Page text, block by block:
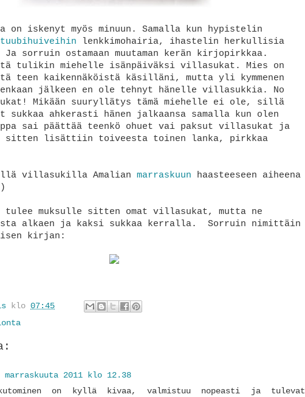
on iskenyt myös minuun. Samalla kun hypistelin
tuubihuiveihin
lenkkimohairia, ihastelin herkullisia
sorruin ostamaan muutaman kerän kirjopirkkaa.
tulikin miehelle isänpäiväksi villasukat. Mies on
teen kaikennäköistä käsilläni, mutta yli kymmenen
jälkeen en ole tehnyt hänelle villasukkia. No
Mikään suuryllätys tämä miehelle ei ole, sillä
ahkerasti hänen jalkaansa samalla kun olen
sai päättää teenkö ohuet vai paksut villasukat ja
sitten lisättiin toiveesta toinen lanka, pirkkaa
villasukilla Amalian marraskuun haasteeseen aiheena
tulee muksulle sitten omat villasukat, mutta ne
alkaen ja kaksi sukkaa kerralla. Sorruin nimittäin
kirjan:
klo 07:45
marraskuuta 2011 klo 12.38
on kyllä kivaa, valmistuu nopeasti ja tulevat